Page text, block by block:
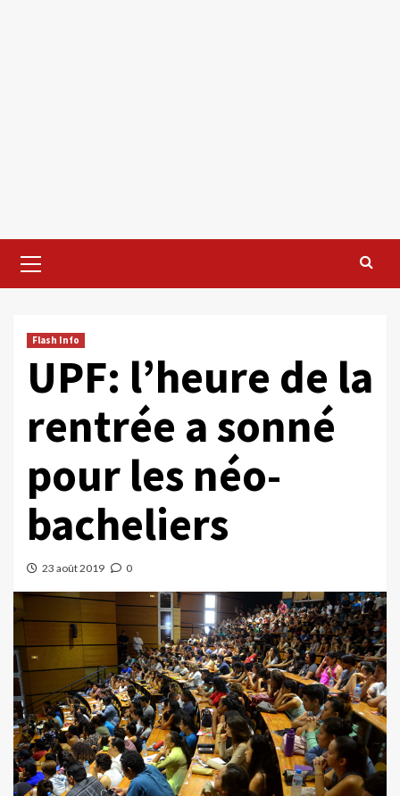
Menu
Flash Info
UPF: l’heure de la
rentrée a sonné
pour les néo-
bacheliers
23 août 2019 0